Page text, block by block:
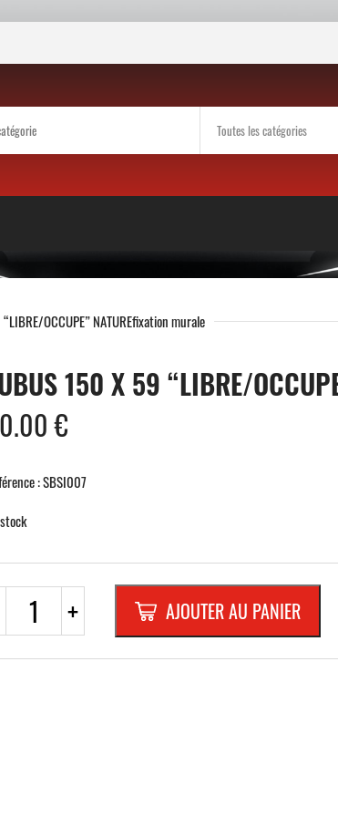
OCCUPE” NATUREfixation murale
150 X 59 “LIBRE/
€
: SBSI007
quantité
TUBUS
+ AJOUTER AU PANIER